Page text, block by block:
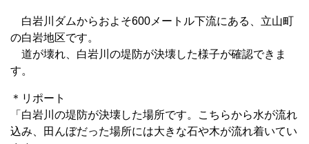
白岩川ダムからおよそ600メートル下流にある、立山町
の白岩地区です。
道が壊れ、白岩川の堤防が決壊した様子が確認できま
す。
＊リポート
「白岩川の堤防が決壊した場所です。こちらから水が流れ
込み、田んぼだった場所には大きな石や木が流れ着いてい